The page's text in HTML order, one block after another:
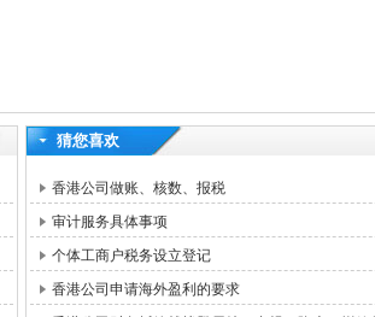
猜您喜欢
香港公司做账、核数、报税
审计服务具体事项
个体工商户税务设立登记
香港公司申请海外盈利的要求